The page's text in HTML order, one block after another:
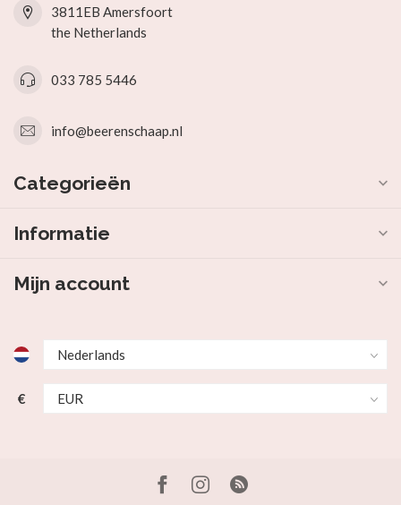
3811EB Amersfoort
the Netherlands
033 785 5446
info@beerenschaap.nl
Categorieën
Informatie
Mijn account
€